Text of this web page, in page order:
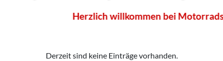
Herzlich willkommen bei
Derzeit sind keine Einträge vorhanden.